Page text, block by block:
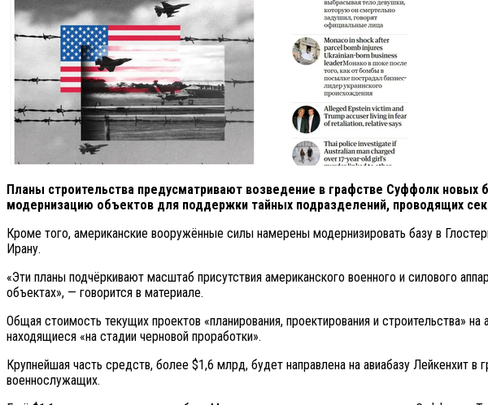
Планы строительства предусматривают возведение в графстве Суффолк новых
модернизацию объектов для поддержки тайных подразделений, проводящих
Кроме того, американские вооружённые силы намерены модернизировать базу в
Ирану.
«Эти планы подчёркивают масштаб присутствия американского военного и силового
объектах», — говорится в материале.
Общая стоимость текущих проектов «планирования, проектирования и
находящиеся «на стадии черновой проработки».
Крупнейшая часть средств, более $1,6 млрд, будет направлена на авиабазу Лейкенхит
военнослужащих.